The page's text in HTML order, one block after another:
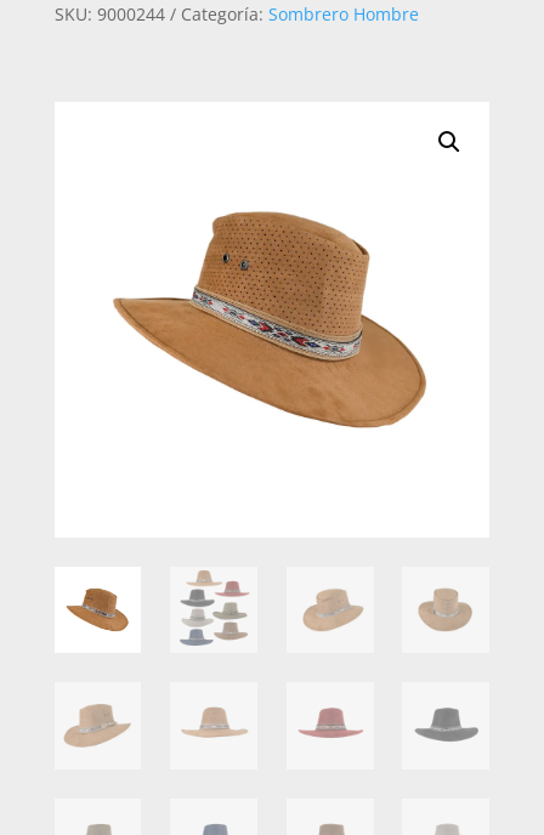
CANTIDAD
SKU: 9000244 Categoría: Sombrero Hombre